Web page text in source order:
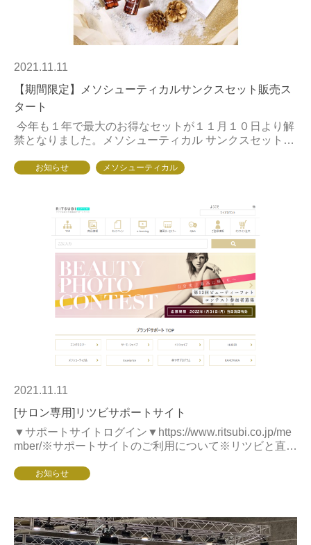
2021.11.11
【期間限定】メソシューティカルサンクスセット販売ス
タート
今年も１年で最大のお得なセットが１１月１０日より解
禁となりました。メソシューティカル サンクスセットは
えています 『セラ...
お知らせ メソシューティカル
2021.11.11
[サロン専用]リツビサポートサイト
▼サポートサイトログイン▼https://www.ritsubi.co.jp/me
mber/※サポートサイトのご利用について※リツビと直接
器を非正...
お知らせ